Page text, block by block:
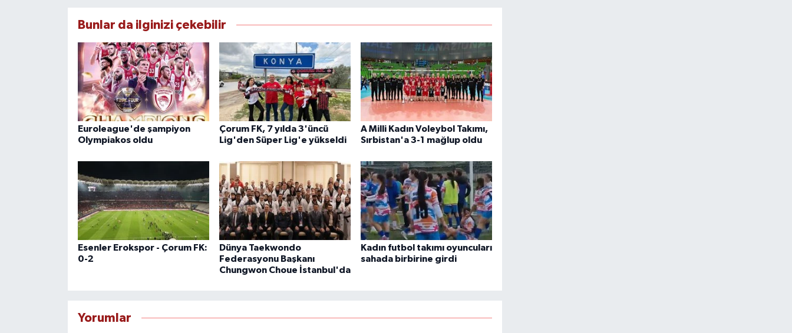
Bunlar da ilginizi çekebilir
Euroleague'de şampiyon
Olympiakos oldu
Çorum FK, 7 yılda 3'üncü
Lig'den Süper Lig'e yükseldi
A Milli Kadın Voleybol Takımı,
Sırbistan'a 3-1 mağlup oldu
Esenler Erokspor - Çorum FK:
0-2
Dünya Taekwondo
Federasyonu Başkanı
Chungwon Choue İstanbul'da
Kadın futbol takımı oyuncuları
sahada birbirine girdi
Yorumlar